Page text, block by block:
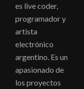
es live coder,
programador y
artista
electrónico
argentino. Es un
apasionado de
los proyectos